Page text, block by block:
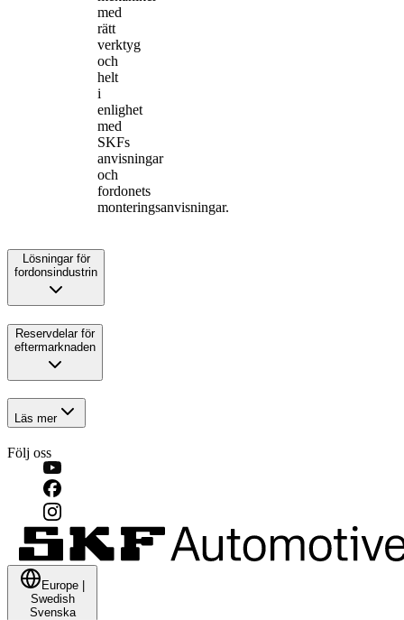
med
rätt
verktyg
och
helt
i
enlighet
med
SKFs
anvisningar
och
fordonets
monteringsanvisningar.
Lösningar för
fordonsindustrin
Reservdelar för
eftermarknaden
Läs mer
Följ oss
Europe
Swedish
Svenska